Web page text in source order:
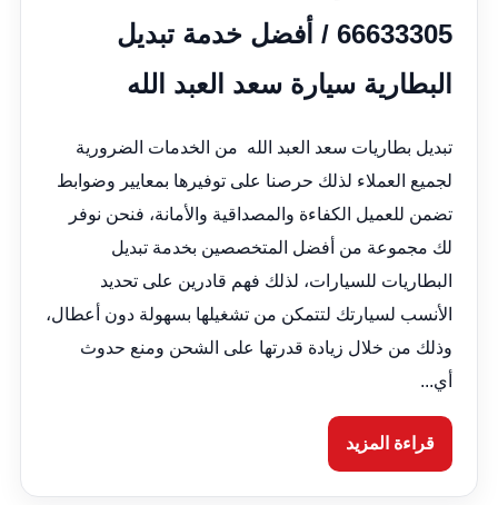
66633305 / أفضل خدمة تبديل
البطارية سيارة سعد العبد الله
تبديل بطاريات سعد العبد الله من الخدمات الضرورية
لجميع العملاء لذلك حرصنا على توفيرها بمعايير وضوابط
تضمن للعميل الكفاءة والمصداقية والأمانة، فنحن نوفر
لك مجموعة من أفضل المتخصصين بخدمة تبديل
البطاريات للسيارات، لذلك فهم قادرين على تحديد
الأنسب لسيارتك لتتمكن من تشغيلها بسهولة دون أعطال،
وذلك من خلال زيادة قدرتها على الشحن ومنع حدوث
أي...
قراءة المزيد